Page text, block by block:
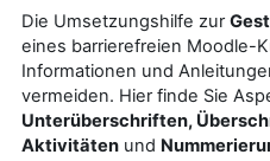
Die Umsetzungshilfe zur
eines barrierefreien Moodle-
Informationen und
vermeiden. Hier finde Sie
Unterüberschriften,
Aktivitäten und